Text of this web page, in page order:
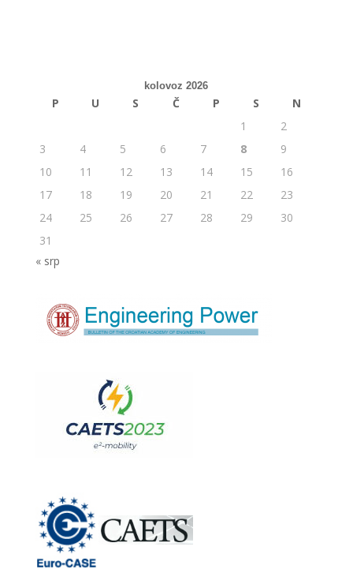
kolovoz 2026
P U S Č P S
N
1
2
3
4 5 6 7 8
9
10
11 12 13 14 15
16
17
18 19 20 21 22
23
24
25 26 27 28 29
30
31
« srp